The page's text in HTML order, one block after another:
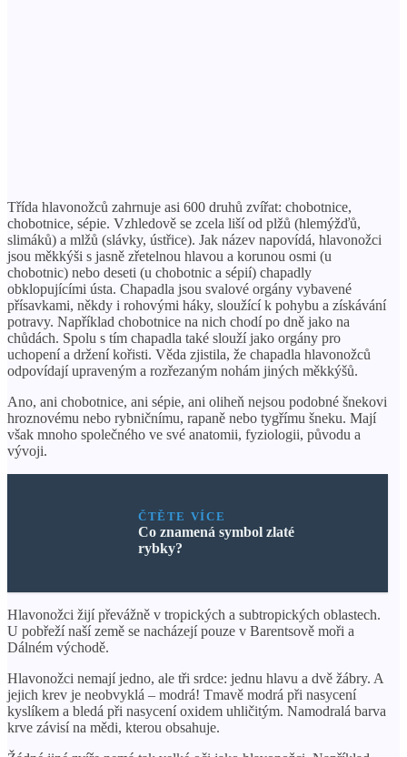
Třída hlavonožců zahrnuje asi 600 druhů zvířat: chobotnice,
chobotnice, sépie. Vzhledově se zcela liší od plžů (hlemýžďů,
slimáků) a mlžů (slávky, ústřice). Jak název napovídá, hlavonožci
jsou měkkýši s jasně zřetelnou hlavou a korunou osmi (u
chobotnic) nebo deseti (u chobotnic a sépií) chapadly
obklopujícími ústa. Chapadla jsou svalové orgány vybavené
přísavkami, někdy i rohovými háky, sloužící k pohybu a získávání
potravy. Například chobotnice na nich chodí po dně jako na
chůdách. Spolu s tím chapadla také slouží jako orgány pro
uchopení a držení kořisti. Věda zjistila, že chapadla hlavonožců
odpovídají upraveným a rozřezaným nohám jiných měkkýšů.
Ano, ani chobotnice, ani sépie, ani oliheň nejsou podobné šnekovi
hroznovému nebo rybničnímu, rapaně nebo tygřímu šneku. Mají
však mnoho společného ve své anatomii, fyziologii, původu a
vývoji.
ČTĚTE VÍCE
Co znamená symbol zlaté
rybky?
Hlavonožci žijí převážně v tropických a subtropických oblastech.
U pobřeží naší země se nacházejí pouze v Barentsově moři a
Dálném východě.
Hlavonožci nemají jedno, ale tři srdce: jednu hlavu a dvě žábry. A
jejich krev je neobvyklá – modrá! Tmavě modrá při nasycení
kyslíkem a bledá při nasycení oxidem uhličitým. Namodralá barva
krve závisí na mědi, kterou obsahuje.